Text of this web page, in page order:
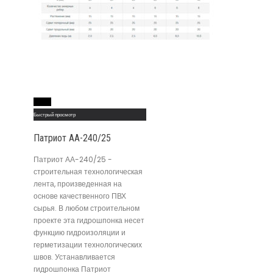
Быстрый просмотр
Патриот АА-240/25
Патриот АА-240/25 -
строительная технологическая
лента, произведенная на
основе качественного ПВХ
сырья. В любом строительном
проекте эта гидрошпонка несет
функцию гидроизоляции и
герметизации технологических
швов. Устанавливается
гидрошпонка Патриот